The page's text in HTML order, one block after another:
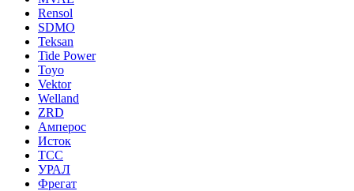
Rensol
SDMO
Teksan
Tide Power
Toyo
Vektor
Welland
ZRD
Амперос
Исток
ТСС
УРАЛ
Фрегат